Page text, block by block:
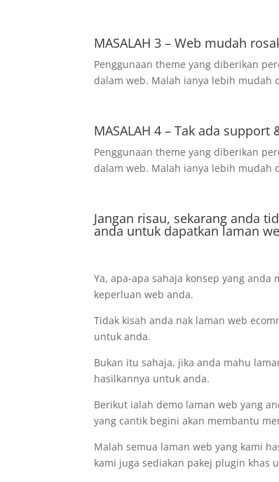
MASALAH 3 – Web mudah
Penggunaan theme yang diberikan
dalam web. Malah ianya lebih mudah
MASALAH 4 – Tak ada support
Penggunaan theme yang diberikan
dalam web. Malah ianya lebih mudah
Jangan risau, sekarang anda
anda untuk dapatkan laman
Ya, apa-apa sahaja konsep yang
keperluan web anda.
Tidak kisah anda nak laman web
untuk anda.
Bukan itu sahaja, jika anda mahu
hasilkannya untuk anda.
Berikut ialah demo laman web yang
yang cantik begini akan membantu
Malah semua laman web yang kami
kami juga sediakan pakej plugin khas